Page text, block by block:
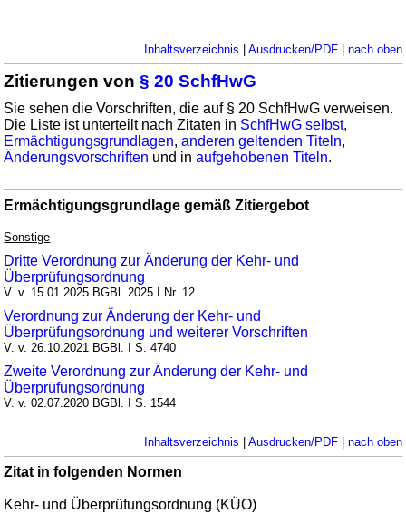
Inhaltsverzeichnis Ausdrucken/PDF| nach oben
Zitierungen von§ 20 SchfHwG
Sie sehen die Vorschriften, die auf § 20 SchfHwG verweisen.
Die Liste ist unterteilt nach Zitaten in SchfHwG selbst,
Ermächtigungsgrundlagen,anderen geltenden Titeln,
Änderungsvorschriften und inaufgehobenen Titeln.
Ermächtigungsgrundlage gemäß Zitiergebot
Sonstige
Dritte Verordnung zur Änderung der Kehr- und
Überprüfungsordnung
V. v. 15.01.2025 BGBl. 2025 I Nr. 12
Verordnung zur Änderung der Kehr- und
Überprüfungsordnung und weiterer Vorschriften
V. v. 26.10.2021 BGBl. I S. 4740
Zweite Verordnung zur Änderung der Kehr- und
Überprüfungsordnung
V. v. 02.07.2020 BGBl. I S. 1544
Inhaltsverzeichnis Ausdrucken/PDF| nach oben
Zitat in folgenden Normen
Kehr- und Überprüfungsordnung (KÜO)